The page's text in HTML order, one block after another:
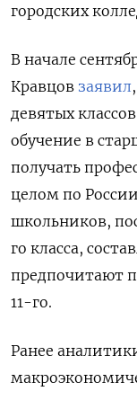
городских
В начале
Кравцов заявил
девятых
обучение в
получать
целом по
школьников,
го класса,
предпочитают
11-го.
Ранее